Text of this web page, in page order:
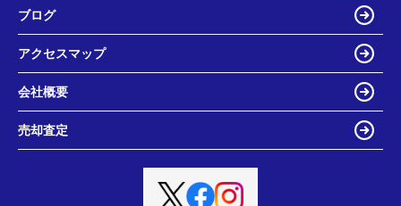
ブログ
アクセスマップ
会社概要
売却査定